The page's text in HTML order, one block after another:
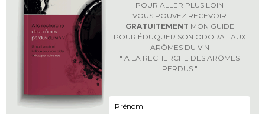
POUR ALLER PLUS LOIN
VOUS POUVEZ RECEVOIR
GRATUITEMENT MON GUIDE
POUR ÉDUQUER SON ODORAT AUX
ARÔMES DU VIN
" A LA RECHERCHE DES ARÔMES
PERDUS "